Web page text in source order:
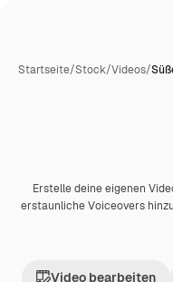
Startseite/Stock/Videos/
Premium
Erstelle deine eigenen
erstaunliche Voiceovers
Video bearbeiten